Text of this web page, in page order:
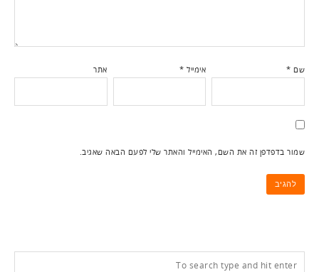
שם * אימייל * אתר
שמור בדפדפן זה את השם, האימייל והאתר שלי לפעם הבאה שאגיב.